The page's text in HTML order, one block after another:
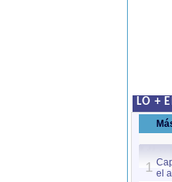
LO +
1 el